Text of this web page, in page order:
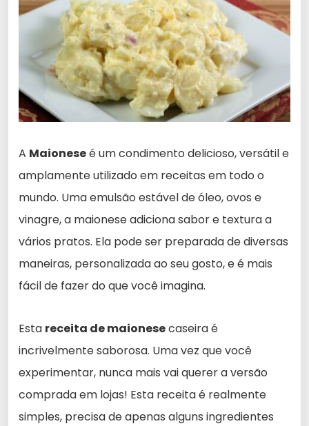
A Maioneseé um condimento delicioso, versátil e
amplamente utilizado em receitas em todo o
mundo. Uma emulsão estável de óleo, ovos e
vinagre, a maionese adiciona sabor e textura a
vários pratos. Ela pode ser preparada de diversas
maneiras, personalizada ao seu gosto, e é mais
fácil de fazer do que você imagina.
Esta receita de maionesecaseira é
incrivelmente saborosa. Uma vez que você
experimentar, nunca mais vai querer a versão
comprada em lojas! Esta receita é realmente
simples, precisa de apenas alguns ingredientes